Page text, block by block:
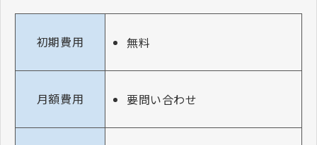
初期費用 無料
月額費用 要問い合わせ